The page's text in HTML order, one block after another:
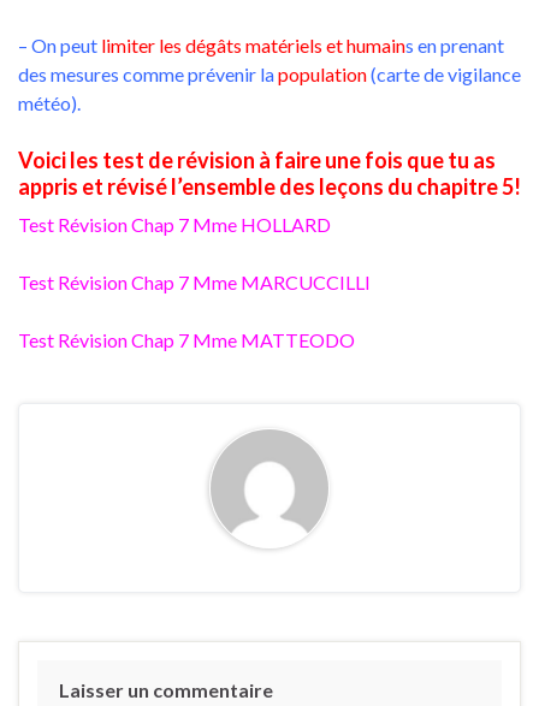
– On peut limiter les dégâts matériels et humains en prenant
des mesures comme prévenir lapopulation(carte de vigilance
météo).
Voici les test de révision à faire une fois que tu as
appris et révisé l’ensemble des leçons du chapitre 5!
Test Révision Chap 7 Mme HOLLARD
Test Révision Chap 7 Mme MARCUCCILLI
Test Révision Chap 7 Mme MATTEODO
Laisser un commentaire